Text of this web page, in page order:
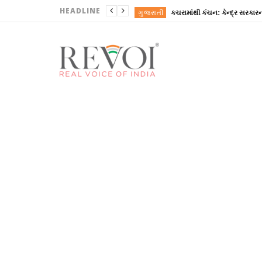
HEADLINE ગુજરાતી
ગુજરાતી
ગુજરાતી